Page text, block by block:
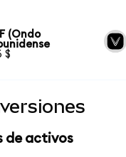
(Ondo
$
de activos